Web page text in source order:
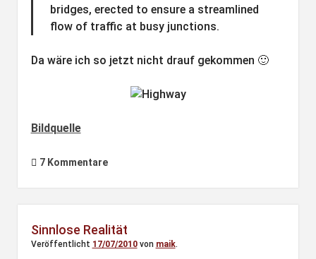
bridges, erected to ensure a streamlined
flow of traffic at busy junctions.
Da wäre ich so jetzt nicht drauf gekommen 🙂
Bildquelle
7 Kommentare
Sinnlose Realität
Veröffentlicht 17/07/2010von maik.